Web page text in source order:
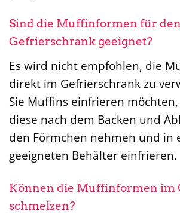
Sind die Muffinformen für den
Gefrierschrank geeignet?
Es wird nicht empfohlen, die
direkt im Gefrierschrank zu
Sie Muffins einfrieren
diese nach dem Backen und
den Förmchen nehmen und in
geeigneten Behälter einfrieren.
Können die Muffinformen im
schmelzen?